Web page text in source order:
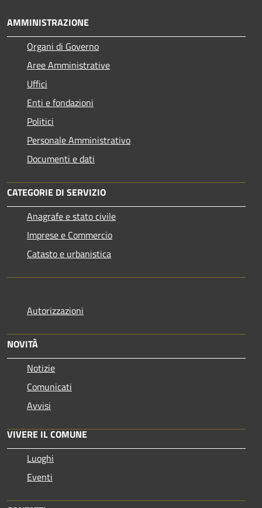
AMMINISTRAZIONE
Organi di Governo
Aree Amministrative
Uffici
Enti e fondazioni
Politici
Personale Amministrativo
Documenti e dati
CATEGORIE DI SERVIZIO
Anagrafe e stato civile
Imprese e Commercio
Catasto e urbanistica
Autorizzazioni
NOVITÀ
Notizie
Comunicati
Avvisi
VIVERE IL COMUNE
Luoghi
Eventi